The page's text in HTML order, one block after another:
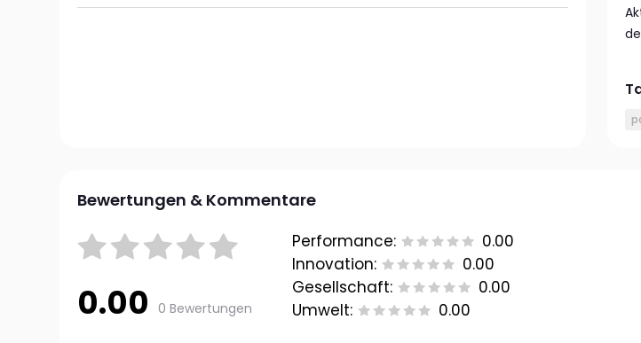
Bewertungen & Kommentare
0.00 0 Bewertungen
Performance:
0.00
Innovation:
0.00
Gesellschaft:
0.00
Umwelt:
0.00